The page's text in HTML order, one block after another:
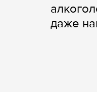
даже